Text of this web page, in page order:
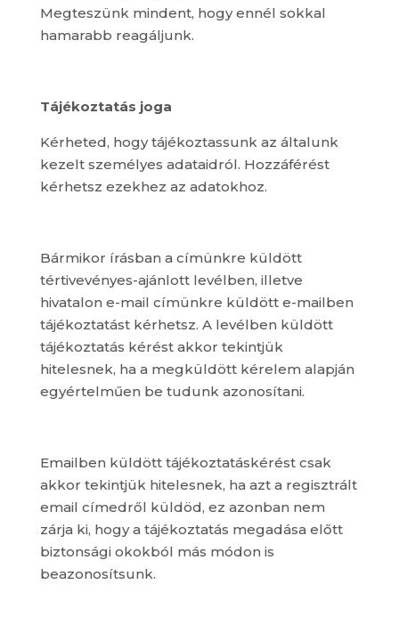
Megteszünk mindent, hogy ennél sokkal
hamarabb reagáljunk.
Tájékoztatás joga
Kérheted, hogy tájékoztassunk az általunk
kezelt személyes adataidról. Hozzáférést
kérhetsz ezekhez az adatokhoz.
Bármikor írásban a címünkre küldött
tértivevényes-ajánlott levélben, illetve
hivatalon e-mail címünkre küldött e-mailben
tájékoztatást kérhetsz. A levélben küldött
tájékoztatás kérést akkor tekintjük
hitelesnek, ha a megküldött kérelem alapján
egyértelműen be tudunk azonosítani.
Emailben küldött tájékoztatáskérést csak
akkor tekintjük hitelesnek, ha azt a regisztrált
email címedről küldöd, ez azonban nem
zárja ki, hogy a tájékoztatás megadása előtt
biztonsági okokból más módon is
beazonosítsunk.